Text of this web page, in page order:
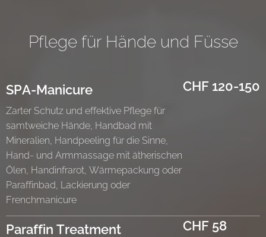
Pflege für Hände und Füsse
SPA-Manicure
Zarter Schutz und effektive Pflege für
samtweiche Hände, Handbad mit
Mineralien, Handpeeling für die Sinne,
Hand- und Armmassage mit ätherischen
Ölen, Handinfrarot, Wärmepackung oder
Paraffinbad, Lackierung oder
Frenchmanicure
CHF 120-150
Paraffin Treatment CHF 58